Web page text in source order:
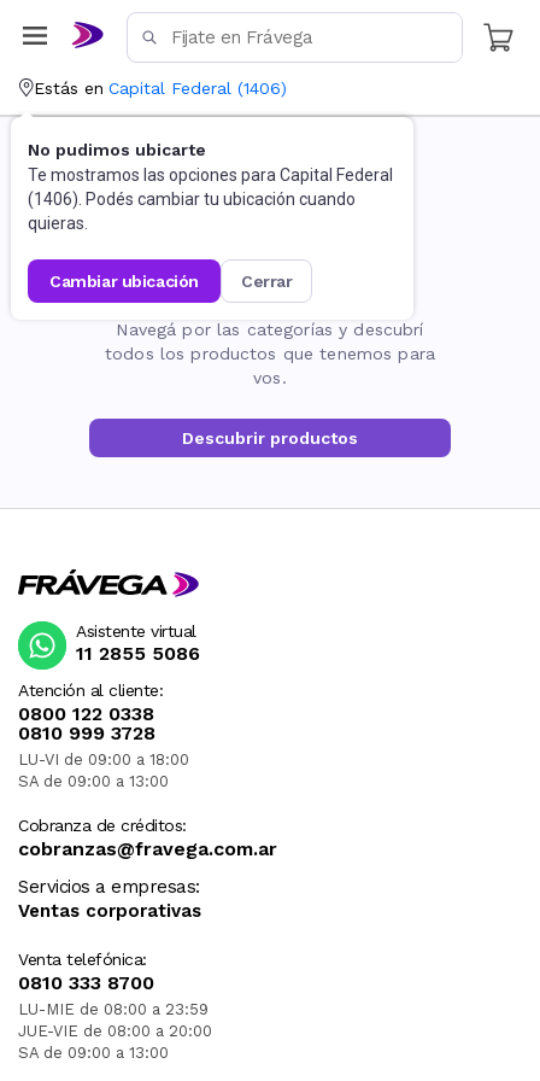
Estás en Capital Federal (1406)
No pudimos ubicarte
Te mostramos las opciones para Capital Federal
(1406). Podés cambiar tu ubicación cuando
quieras.
cambiar ubicación cerrar
La página no existe
Navegá por las categorías y descubrí
todos los productos que tenemos para
vos.
Descubrir productos
Atención al cliente:
0800 122 0338
0810 999 3728
LU-VI de 09:00 a 18:00
SA de 09:00 a 13:00
Cobranza de créditos:
cobranzas@fravega.com.ar
Servicios a empresas:
Ventas corporativas
Venta telefónica:
0810 333 8700
LU-MIE de 08:00 a 23:59
JUE-VIE de 08:00 a 20:00
SA de 09:00 a 13:00
Asistente virtual
11 2855 5086